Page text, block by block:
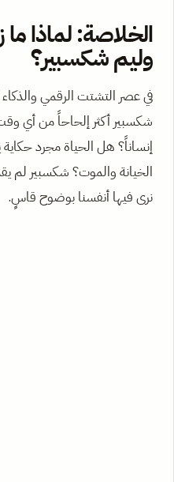
الخلاصة: لماذا ما
وليم شكسبير؟
في عصر التشتت الرقمي
شكسبير أكثر إلحاحاً من أي
إنساناً؟ هل الحياة مجرد
الخيانة والموت؟ شكسبير لم
نرى فيها أنفسنا بوضوح قاسٍ.